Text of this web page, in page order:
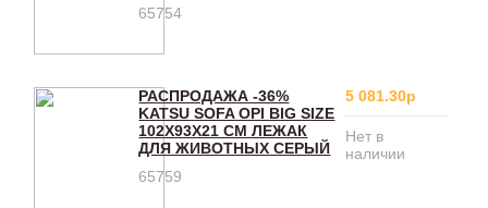
65754
РАСПРОДАЖА -36%
KATSU SOFA OPI BIG SIZE
102Х93Х21 СМ ЛЕЖАК
ДЛЯ ЖИВОТНЫХ СЕРЫЙ
65759
5 081.30р
Нет в
наличии